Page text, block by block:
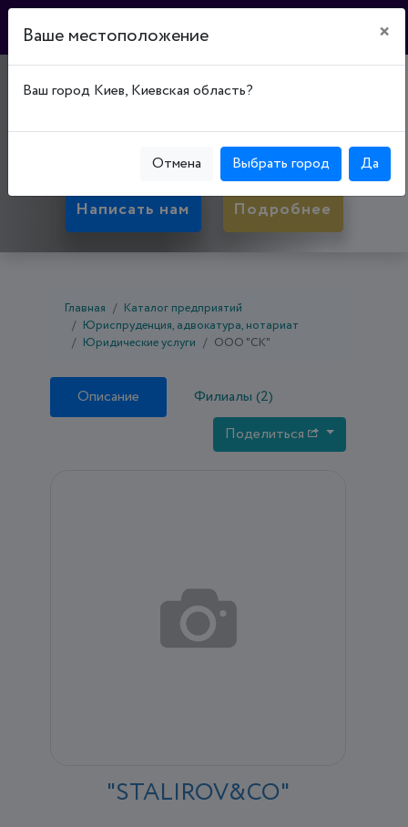
"STALIROV&CO"
ул. Каманина, д. 16А, Офис 83, корпус 3
Написать нам Подробнее
Главная
Каталог предприятий
Юриспруденция, адвокатура, нотариат
Юридические услуги
ООО "СК"
Описание
Филиалы (2)
Поделиться
"STALIROV&CO"
Ваше местоположение ×
Ваш город Киев, Киевская область?
Отмена Выбрать город Да